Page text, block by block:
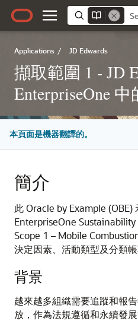
Applications / JD Edwards
擷取範圍 1 - JD
EnterpriseOne
本頁面是機器翻譯的。
簡介
此 Oracle by Example (OBE)
EnterpriseOne
Scope 1 – Mobile
決定因素、活動類型及分類帳
背景
越來越多組織需要追蹤和報
放，作為法規遵循和永續發